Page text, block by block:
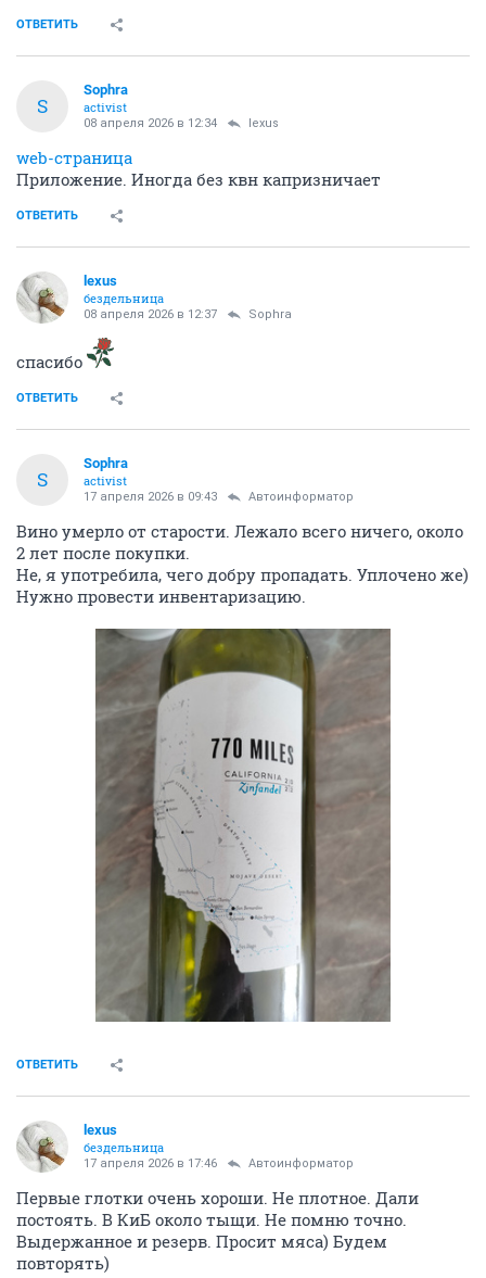
ОТВЕТИТЬ
S
Sophra
activist
08 апреля 2026 в 12:34 lexus
web-страница
Приложение. Иногда без квн капризничает
ОТВЕТИТЬ
lexus
бездельница
08 апреля 2026 в 12:37 Sophra
спасибо
ОТВЕТИТЬ
S
Sophra
activist
17 апреля 2026 в 09:43 Автоинформатор
Вино умерло от старости. Лежало всего ничего, около
2 лет после покупки.
Не, я употребила, чего добру пропадать. Уплочено же)
Нужно провести инвентаризацию.
ОТВЕТИТЬ
lexus
бездельница
17 апреля 2026 в 17:46 Автоинформатор
Первые глотки очень хороши. Не плотное. Дали
постоять. В КиБ около тыщи. Не помню точно.
Выдержанное и резерв. Просит мяса) Будем
повторять)